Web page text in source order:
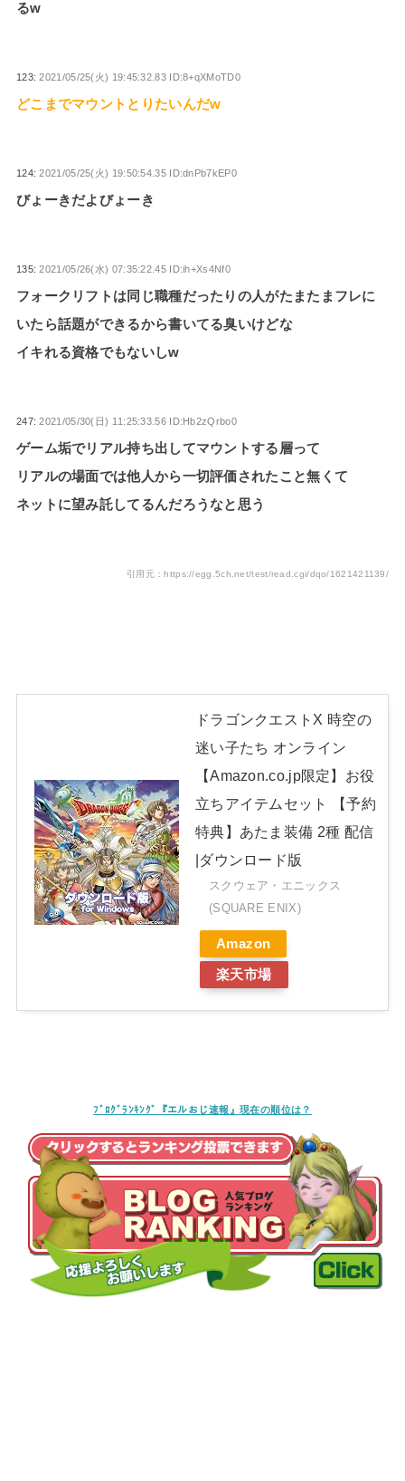
るw
123:2021/05/25(火) 19:45:32.83 ID:8+qXMoTD0
どこまでマウントとりたいんだw
124:2021/05/25(火) 19:50:54.35 ID:dnPb7kEP0
びょーきだよびょーき
135:2021/05/26(水) 07:35:22.45 ID:ih+Xs4Nf0
フォークリフトは同じ職種だったりの人がたまたまフレに
いたら話題ができるから書いてる臭いけどな
イキれる資格でもないしw
247:2021/05/30(日) 11:25:33.56 ID:Hb2zQrbo0
ゲーム垢でリアル持ち出してマウントする層って
リアルの場面では他人から一切評価されたこと無くて
ネットに望み託してるんだろうなと思う
引用元：https://egg.5ch.net/test/read.cgi/dqo/1621421139/
ドラゴンクエストX 時空の
迷い子たち オンライン
【Amazon.co.jp限定】お役
立ちアイテムセット 【予約
特典】あたま装備 2種 配信
|ダウンロード版
スクウェア・エニックス
(SQUARE ENIX)
Amazon
楽天市場
ﾌﾞﾛｸﾞﾗﾝｷﾝｸﾞ『エルおじ速報』現在の順位は？